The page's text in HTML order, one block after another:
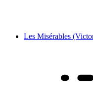
Les Misérables